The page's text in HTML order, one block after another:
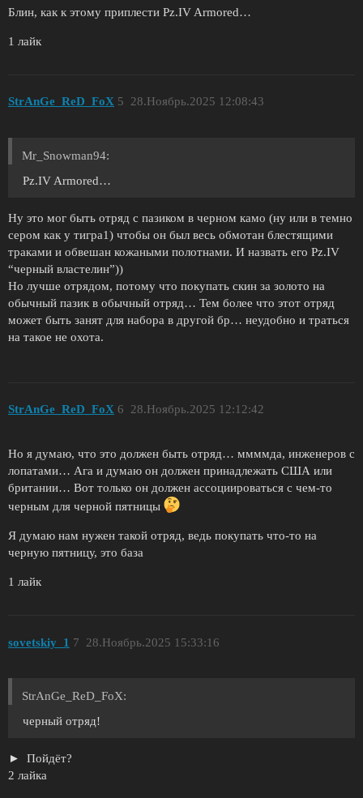
Блин, как к этому приплести Pz.IV Armored…
1 лайк
StrAnGe_ReD_FoX 28.Ноябрь.2025 12:08:43
5
Mr_Snowman94:
Pz.IV Armored…
Ну это мог быть отряд с пазиком в черном камо (ну или в темно
сером как у тигра1) чтобы он был весь обмотан блестящими
траками и обвешан кожаными полотнами. И назвать его Pz.IV
“черный властелин”))
Но лучше отрядом, потому что покупать скин за золото на
обычный пазик в обычный отряд… Тем более что этот отряд
может быть занят для набора в другой бр… неудобно и траться
на такое не охота.
StrAnGe_ReD_FoX 28.Ноябрь.2025 12:12:42
6
Но я думаю, что это должен быть отряд… ммммда, инженеров с
лопатами… Ага и думаю он должен принадлежать США или
британии… Вот только он должен ассоциироваться с чем-то
черным для черной пятницы
Я думаю нам нужен такой отряд, ведь покупать что-то на
черную пятницу, это база
1 лайк
sovetskiy_1 28.Ноябрь.2025 15:33:16
7
StrAnGe_ReD_FoX:
черный отряд!
Пойдёт?
2 лайка